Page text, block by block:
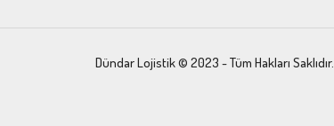
Dündar Lojistik © 2023 - Tüm Hakları Saklıdır.